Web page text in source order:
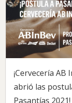
¡Cervecería
abrió las
Pasantías 2021!